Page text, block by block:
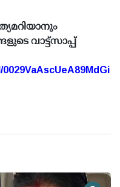
വാട്ട്സാപ്പ്